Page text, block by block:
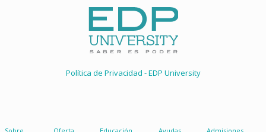
Política de Privacidad - EDP University